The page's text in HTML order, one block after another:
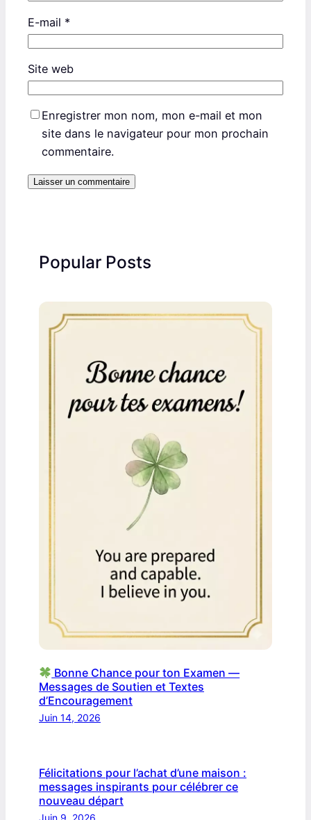
E-mail *
Site web
Enregistrer mon nom, mon e-mail et mon
site dans le navigateur pour mon prochain
commentaire.
Popular Posts
Bonne Chance pour ton Examen —
Messages de Soutien et Textes
d’Encouragement
Juin 14, 2026
Félicitations pour l’achat d’une maison :
messages inspirants pour célébrer ce
nouveau départ